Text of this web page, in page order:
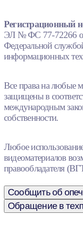
Регистрационный
ЭЛ № ФС 77-72266 от
Федеральной
информационных
Все права на любые
защищены в
международным
собственности.
Любое
видеоматериалов
правообладателя
Сообщить об
Обращение в